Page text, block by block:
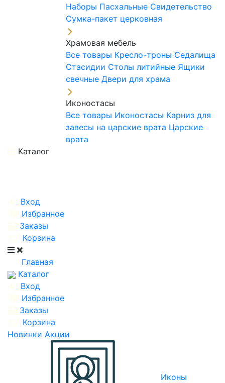
Наборы Пасхальные Свидетельство
Сумка-пакет церковная
Храмовая мебель
Все товары Кресло-троны Седалища
Стасидии Столы литийные Ящики
свечные Двери для храма
Иконостасы
Все товары Иконостасы Карниз для
завесы на царские врата Царские
врата
Каталог
Вход
Избранное
Заказы
Корзина
Главная
Каталог
Вход
Избранное
Заказы
Корзина
Новинки Акции
Иконы